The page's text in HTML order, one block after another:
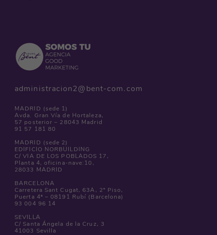
administracion2@bent-com.com
MADRID (sede 1)
Avda. Gran Vía de Hortaleza,
57 posterior – 28043 Madrid
91 57 181 80
MADRID (sede 2)
EDIFICIO NORBUILDING
C/ VIA DE LOS POBLADOS 17,
Planta 4, oficina-nave:10,
28033 MADRID
BARCELONA
Carretera Sant Cugat, 63A, 2º Piso,
Puerta 4ª – 08191 Rubí (Barcelona)
93 004 96 14
SEVILLA
C/ Santa Ángela de la Cruz, 3
41003 Sevilla